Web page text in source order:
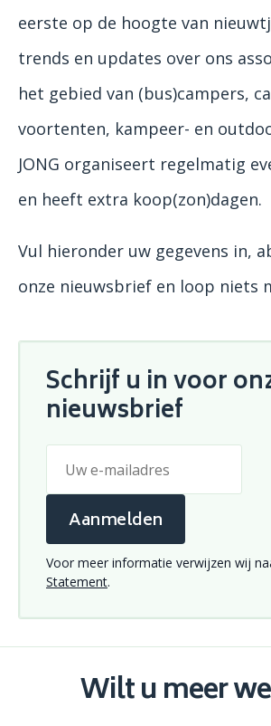
eerste op de hoogte van
trends en updates over ons
het gebied van (bus)campers,
voortenten, kampeer- en
JONG organiseert regelmatig
en heeft extra koop(zon)dagen.
Vul hieronder uw gegevens in,
onze nieuwsbrief en loop niets
Schrijf u in voor
nieuwsbrief
Aanmelden
Voor meer informatie verwijzen wij
Statement.
Wilt u meer